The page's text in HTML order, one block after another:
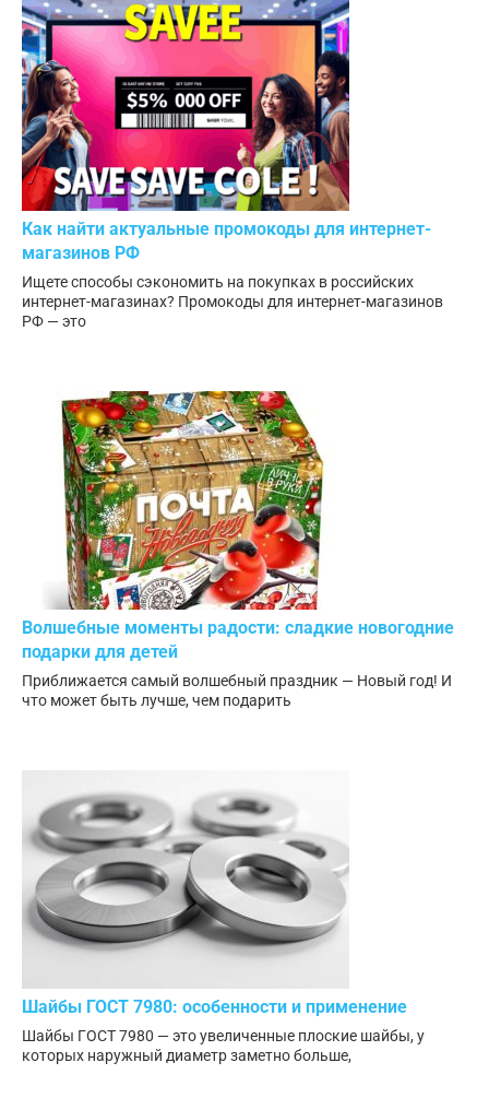
Как найти актуальные промокоды для интернет-
магазинов РФ
Ищете способы сэкономить на покупках в российских
интернет-магазинах? Промокоды для интернет-магазинов
РФ — это
Волшебные моменты радости: сладкие новогодние
подарки для детей
Приближается самый волшебный праздник — Новый год! И
что может быть лучше, чем подарить
Шайбы ГОСТ 7980: особенности и применение
Шайбы ГОСТ 7980 — это увеличенные плоские шайбы, у
которых наружный диаметр заметно больше,